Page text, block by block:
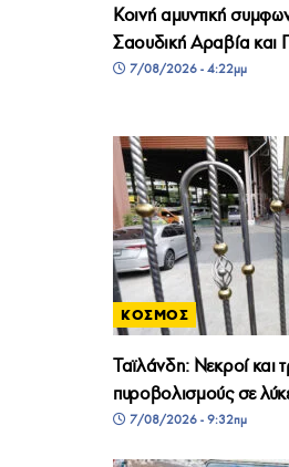
Κοινή αμυντική
Σαουδική Αραβία και
7/08/2026 - 4:22μμ
ΚΟΣΜΟΣ
Ταϊλάνδη: Νεκροί και
πυροβολισμούς σε
7/08/2026 - 9:32πμ